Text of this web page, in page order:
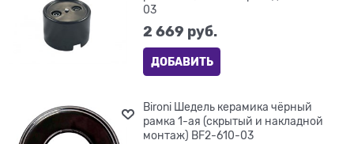
03
2 669 руб.
ДОБАВИТЬ
Bironi Шедель керамика чёрный
рамка 1-ая (скрытый и накладной
монтаж) BF2-610-03